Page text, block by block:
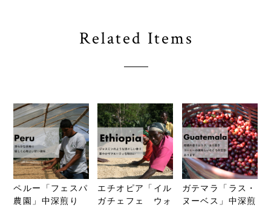
Related Items
ペルー「フェスパ
農園」中深煎り
エチオピア「イル
ガチェフェ ウォ
ガテマラ「ラス・
ヌーベス」中深煎